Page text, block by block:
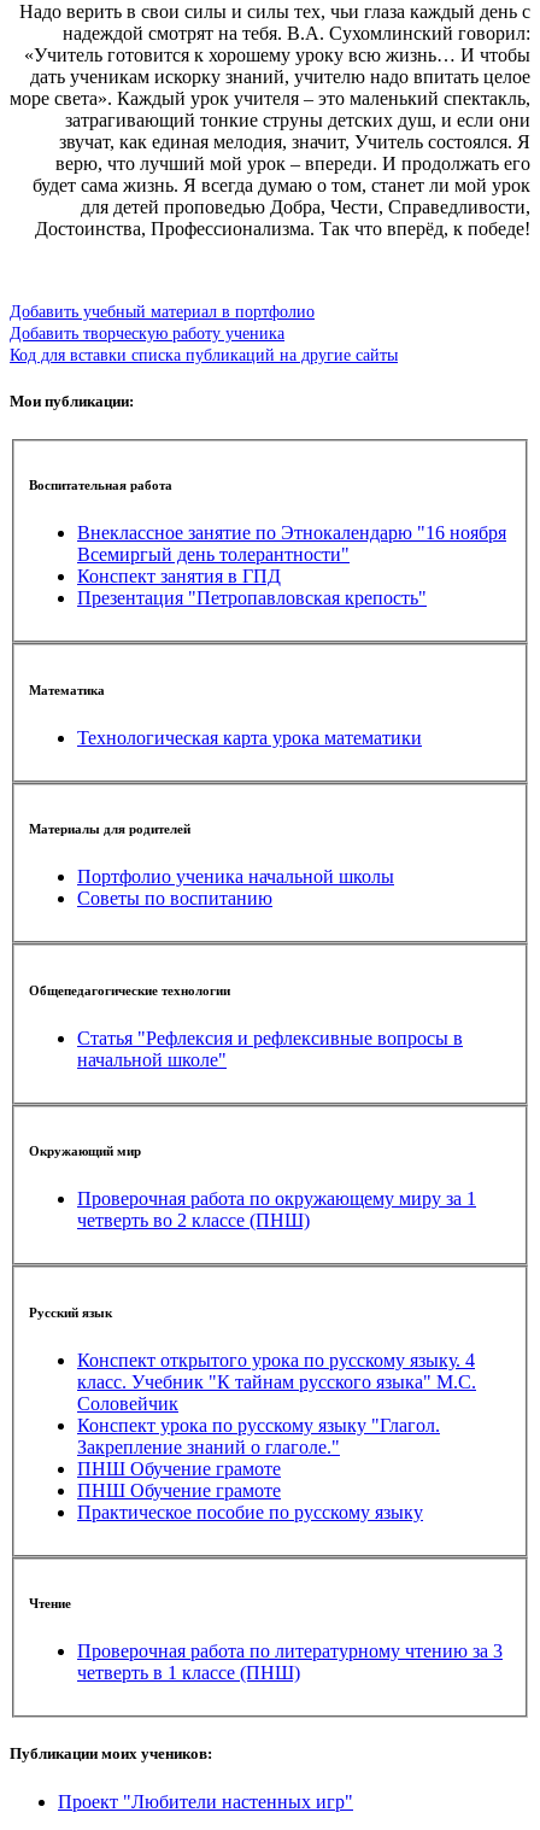
Надо верить в свои силы и силы тех, чьи глаза каждый день с
надеждой смотрят на тебя. В.А. Сухомлинский говорил:
«Учитель готовится к хорошему уроку всю жизнь… И чтобы
дать ученикам искорку знаний, учителю надо впитать целое
море света». Каждый урок учителя – это маленький спектакль,
затрагивающий тонкие струны детских душ, и если они
звучат, как единая мелодия, значит, Учитель состоялся. Я
верю, что лучший мой урок – впереди. И продолжать его
будет сама жизнь. Я всегда думаю о том, станет ли мой урок
для детей проповедью Добра, Чести, Справедливости,
Достоинства, Профессионализма. Так что вперёд, к победе!
Добавить учебный материал в портфолио
Добавить творческую работу ученика
Код для вставки списка публикаций на другие сайты
Мои публикации:
Воспитательная работа
Внеклассное занятие по Этнокалендарю "16 ноября
Всемиргый день толерантности"
Конспект занятия в ГПД
Презентация "Петропавловская крепость"
Математика
Технологическая карта урока математики
Материалы для родителей
Портфолио ученика начальной школы
Советы по воспитанию
Общепедагогические технологии
Статья "Рефлексия и рефлексивные вопросы в
начальной школе"
Окружающий мир
Проверочная работа по окружающему миру за 1
четверть во 2 классе (ПНШ)
Русский язык
Конспект открытого урока по русскому языку. 4
класс. Учебник "К тайнам русского языка" М.С.
Соловейчик
Конспект урока по русскому языку "Глагол.
Закрепление знаний о глаголе."
ПНШ Обучение грамоте
ПНШ Обучение грамоте
Практическое пособие по русскому языку
Чтение
Проверочная работа по литературному чтению за 3
четверть в 1 классе (ПНШ)
Публикации моих учеников:
Проект "Любители настенных игр"